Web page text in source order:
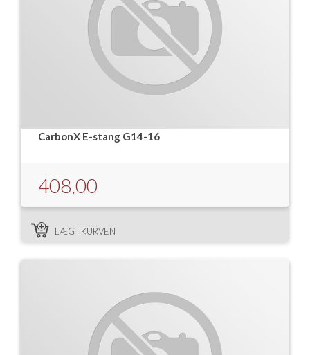
CarbonX E-stang G14-16
408,00
LÆG I KURVEN